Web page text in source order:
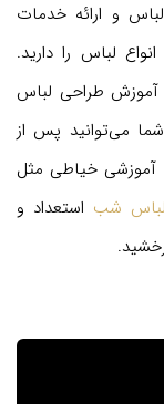
امکان افتتاح مزون، ایجاد انواع collection لباس و ارائه خدمات
لباس را دارید.
آموزش طراحی لباس
می‌توانید پس از
آموزشی خیاطی مثل
شب استعداد و